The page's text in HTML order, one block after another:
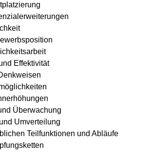
Effektivität
Überwachung
Umverteilung
Teilfunktionen und Abläufe